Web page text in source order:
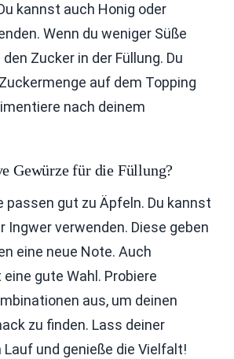
kannst auch Honig oder
Wenn du weniger Süße
Zucker in der Füllung. Du
auf dem Topping
nach deinem
Gewürze für die Füllung?
passen gut zu Äpfeln. Du kannst
Ingwer verwenden. Diese geben
eine neue Note. Auch
gute Wahl. Probiere
aus, um deinen
zu finden. Lass deiner
und genieße die Vielfalt!